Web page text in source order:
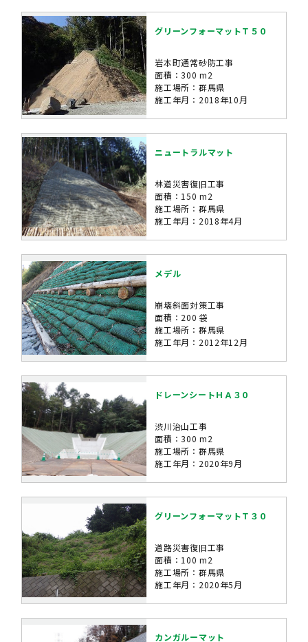
グリーンフォーマットＴ５０
岩本町通常砂防工事
面積：300 m2
施工場所：群馬県
施工年月：2018年10月
ニュートラルマット
林道災害復旧工事
面積：150 m2
施工場所：群馬県
施工年月：2018年4月
メデル
崩壊斜面対策工事
面積：200 袋
施工場所：群馬県
施工年月：2012年12月
ドレーンシートＨＡ３０
渋川治山工事
面積：300 m2
施工場所：群馬県
施工年月：2020年9月
グリーンフォーマットＴ３０
道路災害復旧工事
面積：100 m2
施工場所：群馬県
施工年月：2020年5月
カンガルーマット